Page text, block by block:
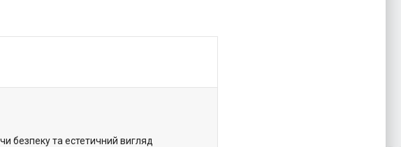
безпеку та естетичний вигляд